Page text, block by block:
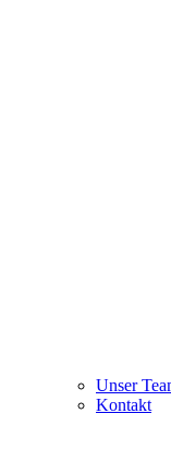
Unser
Kontakt